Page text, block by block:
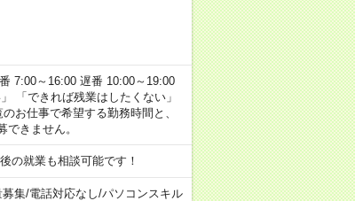
7:00～16:00 遅番 10:00～19:00
「できれば残業はしたくない」
お仕事で希望する勤務時間と、
きません。
の就業も相談可能です！
集/電話対応なし/パソコンスキル